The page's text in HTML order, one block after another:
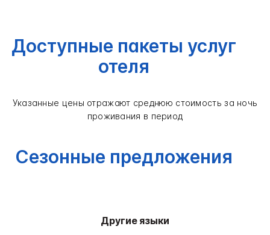
Доступные пакеты услуг
отеля
Указанные цены отражают среднюю стоимость за ночь
проживания в период
Сезонные предложения
Другие языки